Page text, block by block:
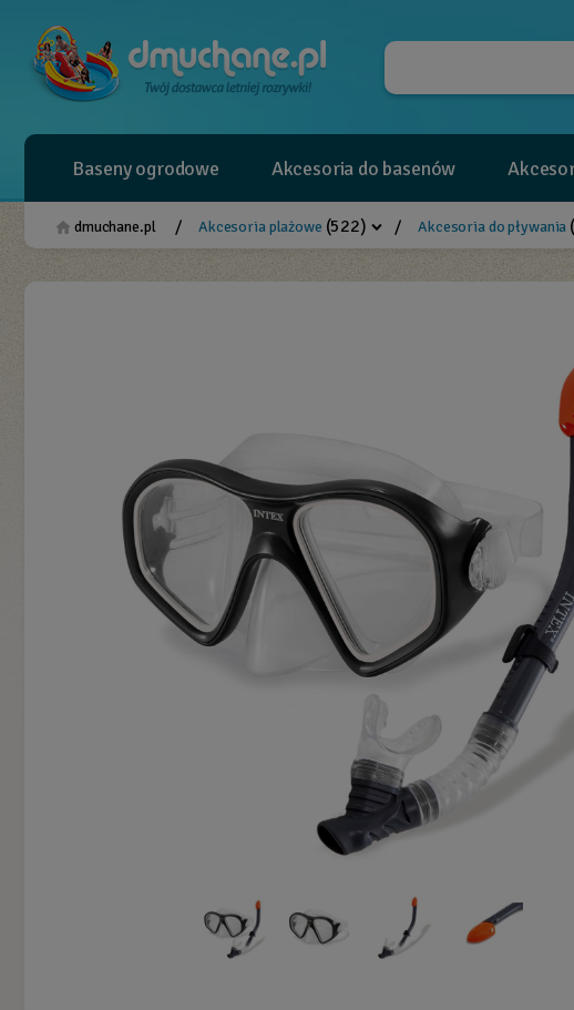
Baseny ogrodowe Akcesoria do basenów
dmuchane.pl / Akcesoria plażowe (522) / Akcesoria do pływania